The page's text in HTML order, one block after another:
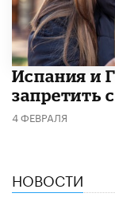
Испания и
запретить
4 ФЕВРАЛЯ
НОВОСТИ